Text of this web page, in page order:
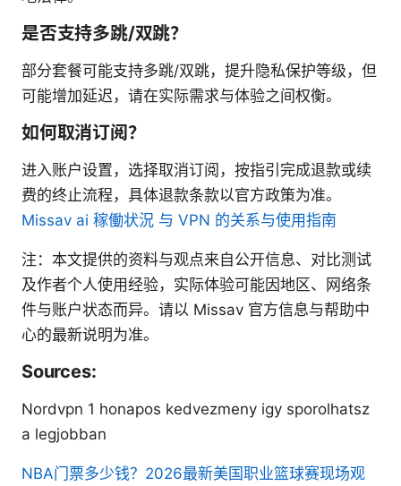
是否支持多跳/双跳？
部分套餐可能支持多跳/双跳，提升隐私保护等级，但
可能增加延迟，请在实际需求与体验之间权衡。
如何取消订阅？
进入账户设置，选择取消订阅，按指引完成退款或续
费的终止流程，具体退款条款以官方政策为准。
Missav ai 稼働状況 与 VPN 的关系与使用指南
注：本文提供的资料与观点来自公开信息、对比测试
及作者个人使用经验，实际体验可能因地区、网络条
件与账户状态而异。请以 Missav 官方信息与帮助中
心的最新说明为准。
Sources:
Nordvpn 1 honapos kedvezmeny igy sporolhatsz
a legjobban
NBA门票多少钱？2026最新美国职业篮球赛现场观